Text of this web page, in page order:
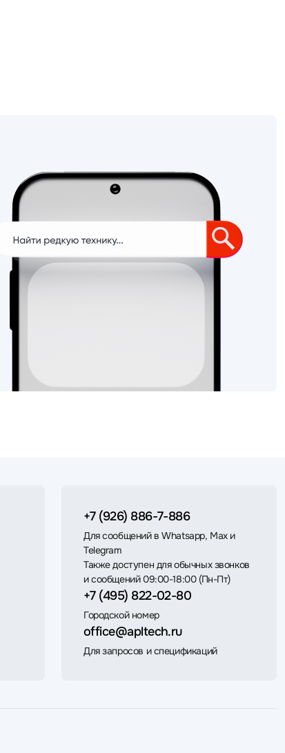
+7 (926) 886-7-886
Для сообщений в Whatsapp, Max и
Telegram
Также доступен для обычных звонков
и сообщений 09:00-18:00 (Пн-Пт)
+7 (495) 822-02-80
Городской номер
office@apltech.ru
Для запросов и спецификаций